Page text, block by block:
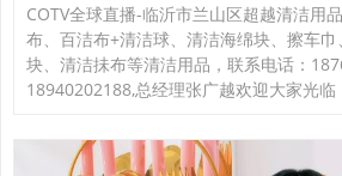
COTV全球直播-临沂市兰山区超越清洁用
布、百洁布+清洁球、清洁海绵块、擦车
块、清洁抺布等清洁用品，联系电话：
18940202188,总经理张广越欢迎大家光临